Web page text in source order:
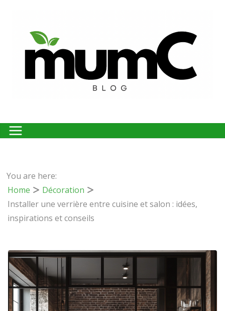
contenu
You are here:
Home
Décoration
Installer une verrière entre cuisine et salon : idées,
inspirations et conseils